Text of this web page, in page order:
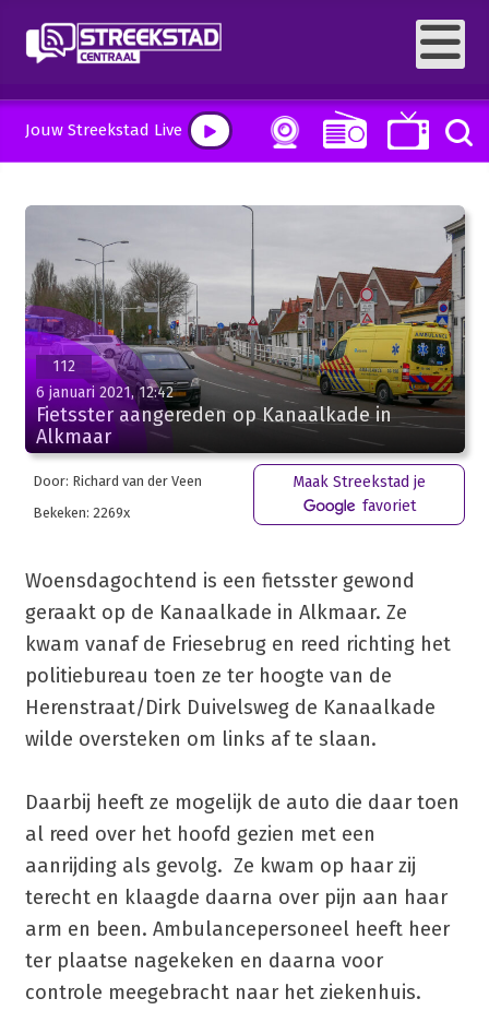
Jouw Streekstad Live
112
6 januari 2021, 12:42
Fietsster aangereden op Kanaalkade in
Alkmaar
Door: Richard van der Veen
Bekeken: 2269x
Maak Streekstad je
favoriet
Woensdagochtend is een fietsster gewond
geraakt op de Kanaalkade in Alkmaar. Ze
kwam vanaf de Friesebrug en reed richting het
politiebureau toen ze ter hoogte van de
Herenstraat/Dirk Duivelsweg de Kanaalkade
wilde oversteken om links af te slaan.
Daarbij heeft ze mogelijk de auto die daar toen
al reed over het hoofd gezien met een
aanrijding als gevolg. Ze kwam op haar zij
terecht en klaagde daarna over pijn aan haar
arm en been. Ambulancepersoneel heeft heer
ter plaatse nagekeken en daarna voor
controle meegebracht naar het ziekenhuis.